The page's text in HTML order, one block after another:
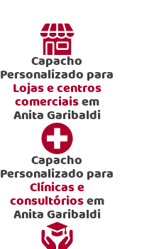
Capacho
Personalizado para
Lojas e centros
comerciaisem
Anita Garibaldi
Capacho
Personalizado para
Clínicas e
consultóriosem
Anita Garibaldi